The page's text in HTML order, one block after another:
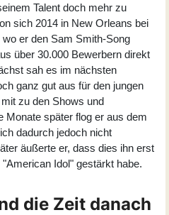
Talent doch mehr zu
sich 2014 in New Orleans bei
er den Sam Smith-Song
über 30.000 Bewerbern direkt
sah es im nächsten
ganz gut aus für den jungen
zu den Shows und
Monate später flog er aus dem
dadurch jedoch nicht
äußerte er, dass dies ihn erst
Idol" gestärkt habe.
die Zeit danach